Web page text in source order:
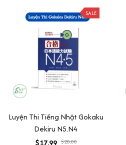
SALE
Luyện Thi Tiếng Nhật Gokaku
Dekiru N5.N4
$17.99 $20.00